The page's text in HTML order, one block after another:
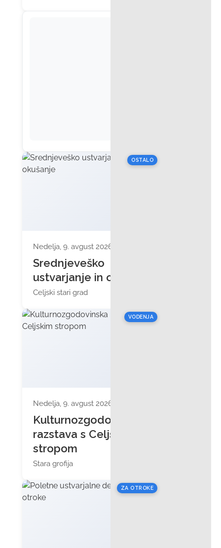
OSTALO
Nedelja, 9. avgust 2026 ob 10:00
Srednjeveško
ustvarjanje in okušanje
Celjski stari grad
VODENJA
Nedelja, 9. avgust 2026 ob 11:00
Kulturnozgodovinska
razstava s Celjskim
stropom
Stara grofija
ZA OTROKE